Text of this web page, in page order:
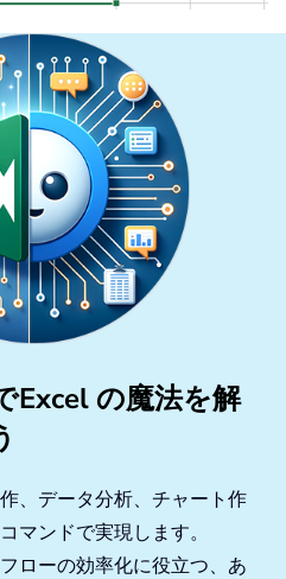
Excel の魔法を解
、データ分析、チャート作
マンドで実現します。
フローの効率化に役立つ、あ